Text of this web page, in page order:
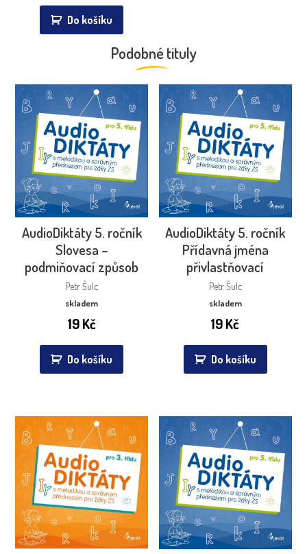
Do košíku
Podobné tituly
AudioDiktáty 5. ročník
Slovesa –
podmiňovací způsob
Petr Šulc
skladem
19Kč
Do košíku
AudioDiktáty 5. ročník
Přídavná jména
přivlastňovací
Petr Šulc
skladem
19Kč
Do košíku